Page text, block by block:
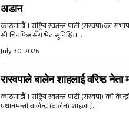
अडान
काठमाडौं । राष्ट्रिय स्वतन्त्र पार्टी (रास्वपा)का
सी चिनफिङसँग भेट सुनिश्चित...
July 30, 2026
रास्वपाले बालेन शाहलाई वरिष्ठ नेता
काठमाडौं । राष्ट्रिय स्वतन्त्र पार्टी (रास्वपा) को
प्रधानमन्त्री बालेन्द्र (बालेन) शाहलाई...